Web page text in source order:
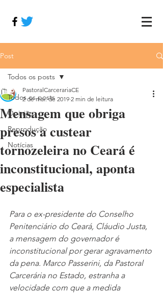
Post
Todos os posts
Opinião
Reprodução
Notícias
Todos os posts
Mensagem que obriga
presos a custear
tornozeleira no Ceará é
inconstitucional, aponta
especialista
PastoralCarcerariaCE
2 de mai. de 2019 2 min de leitura
Para o ex-presidente do Conselho
Penitenciário do Ceará, Cláudio Justa,
a mensagem do governador é
inconstitucional por gerar agravamento
da pena. Marco Passerini, da Pastoral
Carcerária no Estado, estranha a
velocidade com que a medida